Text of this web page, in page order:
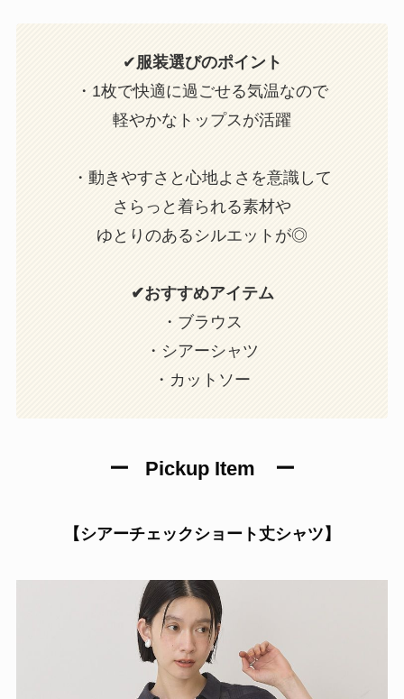
✔服装選びのポイント
・1枚で快適に過ごせる気温なので
軽やかなトップスが活躍
・動きやすさと心地よさを意識して
さらっと着られる素材や
ゆとりのあるシルエットが◎
✔おすすめアイテム
・ブラウス
・シアーシャツ
・カットソー
ー Pickup Item ー
【シアーチェックショート丈シャツ】